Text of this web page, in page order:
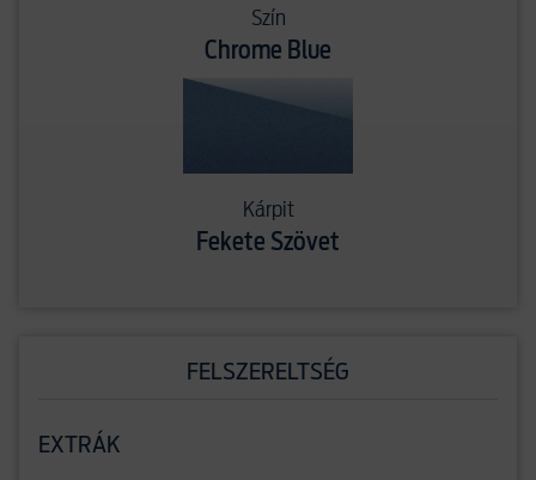
Szín
Chrome Blue
Kárpit
Fekete Szövet
FELSZERELTSÉG
EXTRÁK